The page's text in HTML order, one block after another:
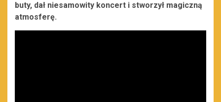
buty, dał niesamowity koncert i stworzył magiczną
atmosferę.